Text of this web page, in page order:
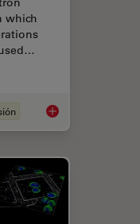
which
Brief Introduction to